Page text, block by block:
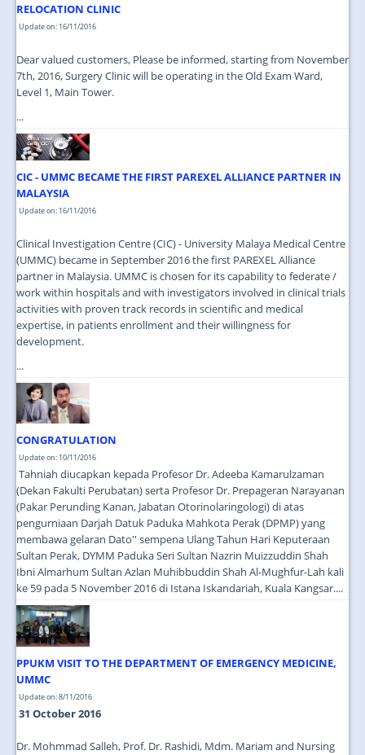
RELOCATION CLINIC
Update on: 16/11/2016
Dear valued customers, Please be informed, starting from November
7th, 2016, Surgery Clinic will be operating in the Old Exam Ward,
Level 1, Main Tower.
...
CIC - UMMC BECAME THE FIRST PAREXEL ALLIANCE PARTNER IN
MALAYSIA
Update on: 16/11/2016
Clinical Investigation Centre (CIC) - University Malaya Medical Centre
(UMMC) became in September 2016 the first PAREXEL Alliance
partner in Malaysia. UMMC is chosen for its capability to federate /
work within hospitals and with investigators involved in clinical trials
activities with proven track records in scientific and medical
expertise, in patients enrollment and their willingness for
development.
...
CONGRATULATION
Update on: 10/11/2016
Tahniah diucapkan kepada Profesor Dr. Adeeba Kamarulzaman
(Dekan Fakulti Perubatan) serta Profesor Dr. Prepageran Narayanan
(Pakar Perunding Kanan, Jabatan Otorinolaringologi) di atas
pengurniaan Darjah Datuk Paduka Mahkota Perak (DPMP) yang
membawa gelaran Dato'' sempena Ulang Tahun Hari Keputeraan
Sultan Perak, DYMM Paduka Seri Sultan Nazrin Muizzuddin Shah
Ibni Almarhum Sultan Azlan Muhibbuddin Shah Al-Mughfur-Lah kali
ke 59 pada 5 November 2016 di Istana Iskandariah, Kuala Kangsar....
PPUKM VISIT TO THE DEPARTMENT OF EMERGENCY MEDICINE,
UMMC
Update on: 8/11/2016
31 October 2016
Dr. Mohmmad Salleh, Prof. Dr. Rashidi, Mdm. Mariam and Nursing